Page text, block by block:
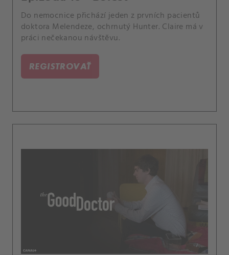
Do nemocnice přichází jeden z prvních pacientů
doktora Melendeze, ochrnutý Hunter. Claire má v
práci nečekanou návštěvu.
REGISTROVAŤ